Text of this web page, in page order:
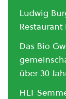
Ludwig
Das Bio
über 30
HLT